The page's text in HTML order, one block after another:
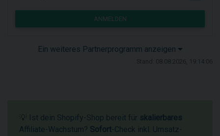
ANMELDEN
Ein weiteres Partnerprogramm anzeigen
💡 Ist dein Shopify-Shop bereit für skalierbares
Affiliate-Wachstum? Sofort-Check inkl. Umsatz-